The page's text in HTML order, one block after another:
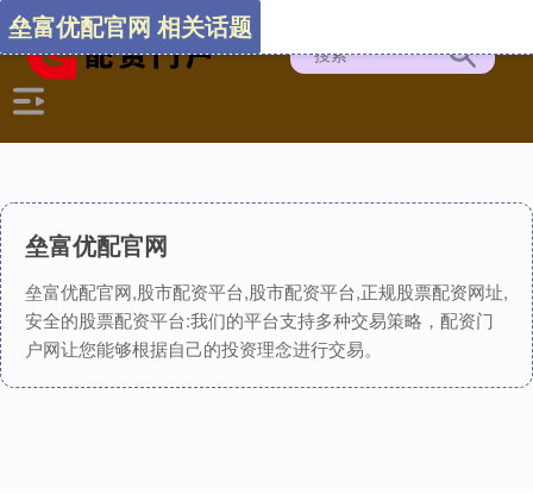
垒富优配官网
垒富优配官网,股市配资平台,股市配资平台,正规股票配资网址,
安全的股票配资平台:我们的平台支持多种交易策略，配资门
户网让您能够根据自己的投资理念进行交易。
垒富优配官网 相关话题